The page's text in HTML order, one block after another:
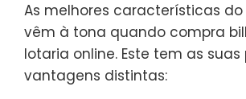
As melhores características do
vêm à tona quando compra
lotaria online. Este tem as suas
vantagens distintas: